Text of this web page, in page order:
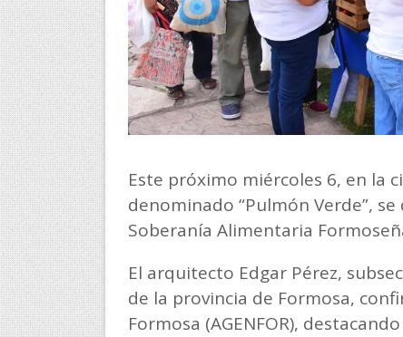
Este próximo miércoles 6, en la
denominado “Pulmón Verde”,
Soberanía Alimentaria
El arquitecto Edgar Pérez,
de la provincia de Formosa,
Formosa (AGENFOR),